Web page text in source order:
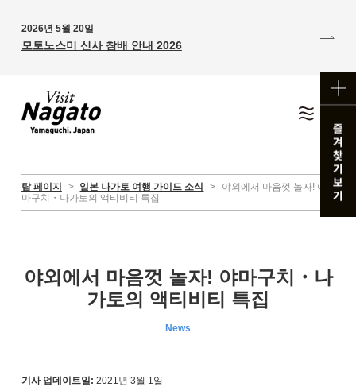
2026년 5월 20일
모토노스미 신사 참배 안내 2026
탑 페이지 > 일본 나가토 여행 가이드 소식 >
야외에서 마음껏 놀자! 야
마구치・나가토의 액티비티 특집
야외에서 마음껏 놀자! 야마구치・나
가토의 액티비티 특집
News
기사 업데이트일: 2021년 3월 1일